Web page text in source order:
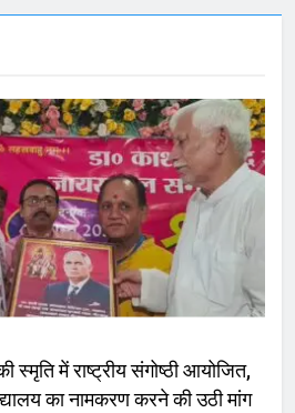
स्मृति में राष्ट्रीय संगोष्ठी आयोजित,
का नामकरण करने की उठी मांग
लगाकर दी जान
: थैंक्यू बलिया पुलिस: पीड़िता को
1.38 लाख रूपये
बलिया
सेंटर में लगी भीषण आग, जान
बचाने के लिए छात्रों ने लगाई छलांग, कई